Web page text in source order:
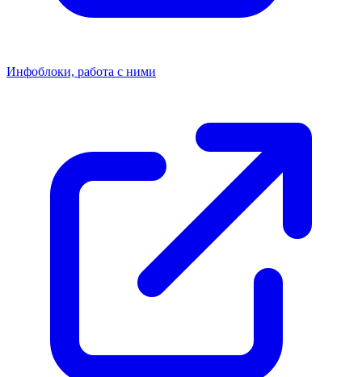
Инфоблоки, работа с ними